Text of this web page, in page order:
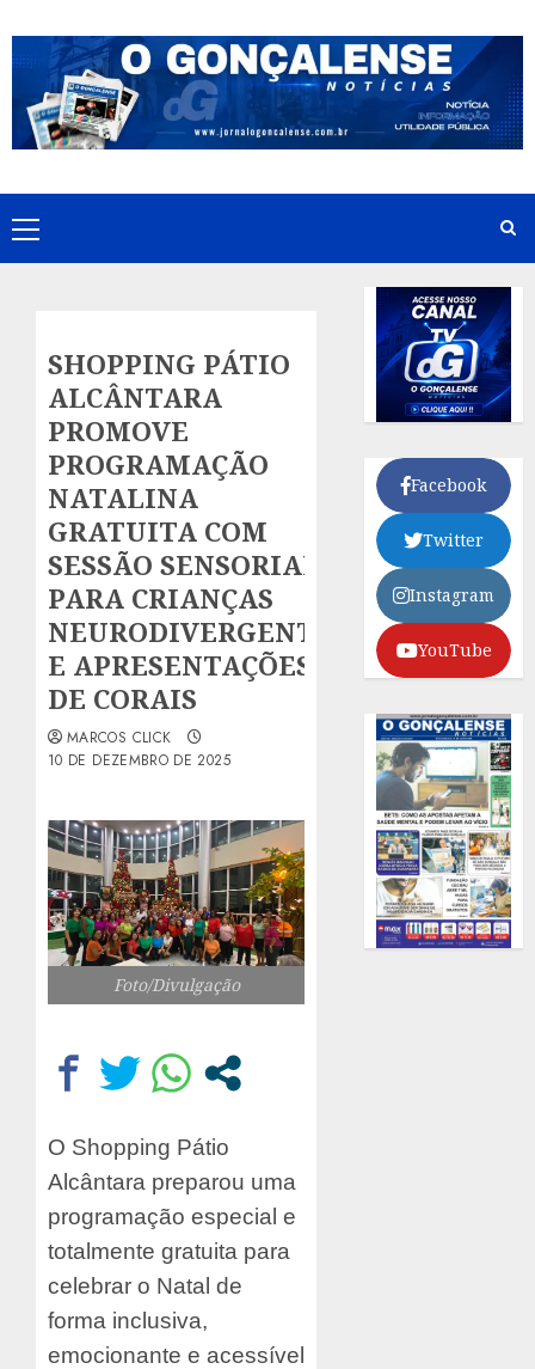
to
content
Primary
Menu
SHOPPING PÁTIO
ALCÂNTARA
PROMOVE
PROGRAMAÇÃO
NATALINA
GRATUITA COM
SESSÃO SENSORIAL
PARA CRIANÇAS
NEURODIVERGENTES
E APRESENTAÇÕES
DE CORAIS
MARCOS CLICK
10 DE DEZEMBRO DE 2025
Foto/Divulgação
O Shopping Pátio
Alcântara preparou uma
programação especial e
totalmente gratuita para
celebrar o Natal de
forma inclusiva,
emocionante e acessível
Facebook
Twitter
Instagram
YouTube